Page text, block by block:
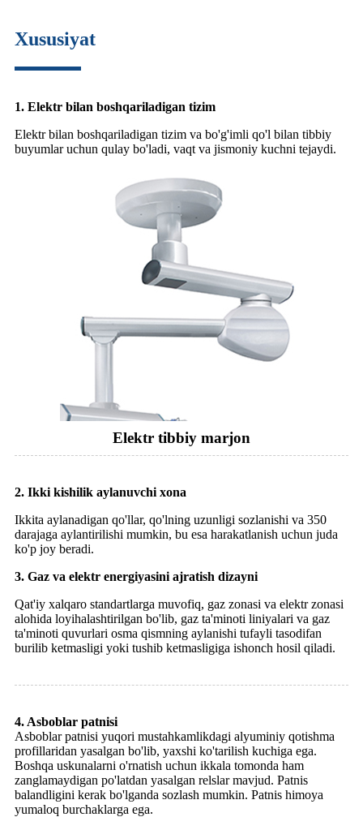
Xususiyat
1. Elektr bilan boshqariladigan tizim
Elektr bilan boshqariladigan tizim va bo'g'imli qo'l bilan tibbiy
buyumlar uchun qulay bo'ladi, vaqt va jismoniy kuchni tejaydi.
Elektr tibbiy marjon
2. Ikki kishilik aylanuvchi xona
Ikkita aylanadigan qo'llar, qo'lning uzunligi sozlanishi va 350
darajaga aylantirilishi mumkin, bu esa harakatlanish uchun juda
ko'p joy beradi.
3. Gaz va elektr energiyasini ajratish dizayni
Qat'iy xalqaro standartlarga muvofiq, gaz zonasi va elektr zonasi
alohida loyihalashtirilgan bo'lib, gaz ta'minoti liniyalari va gaz
ta'minoti quvurlari osma qismning aylanishi tufayli tasodifan
burilib ketmasligi yoki tushib ketmasligiga ishonch hosil qiladi.
4. Asboblar patnisi
Asboblar patnisi ​​yuqori mustahkamlikdagi alyuminiy qotishma
profillaridan yasalgan bo'lib, yaxshi ko'tarilish kuchiga ega.
Boshqa uskunalarni o'rnatish uchun ikkala tomonda ham
zanglamaydigan po'latdan yasalgan relslar mavjud. Patnis
balandligini kerak bo'lganda sozlash mumkin. Patnis himoya
yumaloq burchaklarga ega.